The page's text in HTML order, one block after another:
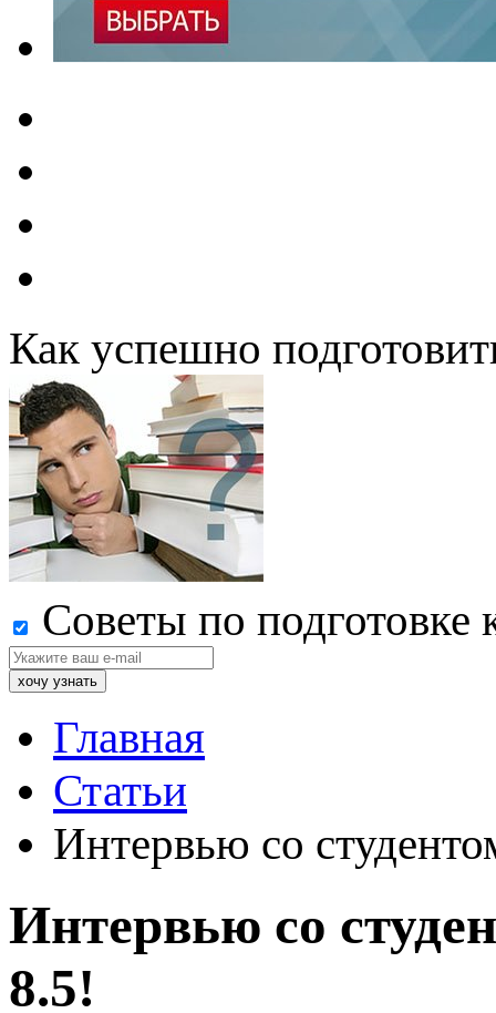
Как успешно
Советы по подготовке
Главная
Статьи
Интервью со
Интервью со
8.5!